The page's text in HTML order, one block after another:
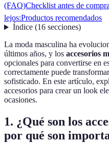
(FAQ)Checklist antes de
lejos:Productos recomendados
Índice(16 secciones)
La moda masculina ha
últimos años, y los accesorios
opcionales para convertirse en
correctamente puede
sofisticado. En este artículo,
accesorios para crear un look
ocasiones.
1. ¿Qué son los
por qué son